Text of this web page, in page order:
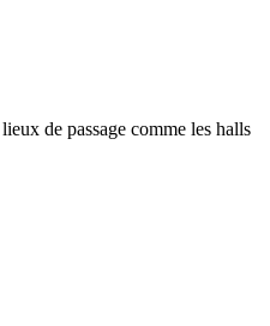
de passage comme les halls